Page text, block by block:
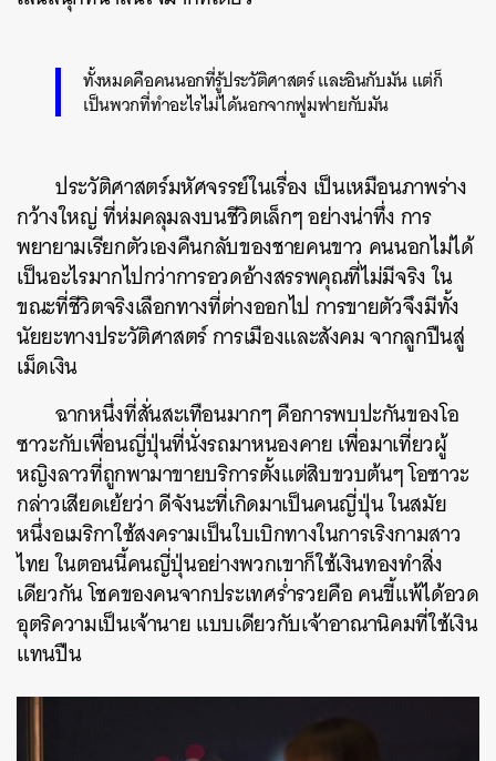
ทั้งหมดคือคนนอกที่รู้ประวัติศาสตร์ และอินกับมัน แต่ก็
เป็นพวกที่ทำอะไรไม่ได้นอกจากฟูมฟายกับมัน
ประวัติศาสตร์มหัศจรรย์ในเรื่อง เป็นเหมือนภาพร่าง
กว้างใหญ่ ที่ห่มคลุมลงบนชีวิตเล็กๆ อย่างน่าทึ่ง การ
พยายามเรียกตัวเองคืนกลับของชายคนขาว คนนอกไม่ได้
เป็นอะไรมากไปกว่าการอวดอ้างสรรพคุณที่ไม่มีจริง ใน
ขณะที่ชีวิตจริงเลือกทางที่ต่างออกไป การขายตัวจึงมีทั้ง
นัยยะทางประวัติศาสตร์ การเมืองและสังคม จากลูกปืนสู่
เม็ดเงิน
ฉากหนึ่งที่สั่นสะเทือนมากๆ คือการพบปะกันของโอ
ซาวะกับเพื่อนญี่ปุ่นที่นั่งรถมาหนองคาย เพื่อมาเที่ยวผู้
หญิงลาวที่ถูกพามาขายบริการตั้งแต่สิบขวบต้นๆ โอซาวะ
กล่าวเสียดเย้ยว่า ดีจังนะที่เกิดมาเป็นคนญี่ปุ่น ในสมัย
หนึ่งอเมริกาใช้สงครามเป็นใบเบิกทางในการเริงกามสาว
ไทย ในตอนนี้คนญี่ปุ่นอย่างพวกเขาก็ใช้เงินทองทำสิ่ง
เดียวกัน โชคของคนจากประเทศร่ำรวยคือ คนขี้แพ้ได้อวด
อุตริความเป็นเจ้านาย แบบเดียวกับเจ้าอาณานิคมที่ใช้เงิน
แทนปืน